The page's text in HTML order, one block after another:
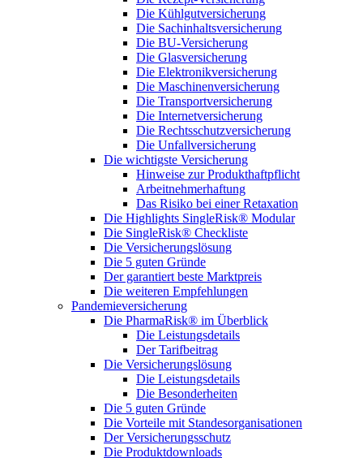
Die Kühlgutversicherung
Die Sachinhaltsversicherung
Die BU-Versicherung
Die Glasversicherung
Die Elektronikversicherung
Die Maschinenversicherung
Die Transportversicherung
Die Internetversicherung
Die Rechtsschutzversicherung
Die Unfallversicherung
Die wichtigste Versicherung
Hinweise zur Produkthaftpflicht
Arbeitnehmerhaftung
Das Risiko bei einer Retaxation
Die Highlights SingleRisk® Modular
Die SingleRisk® Checkliste
Die Versicherungslösung
Die 5 guten Gründe
Der garantiert beste Marktpreis
Die weiteren Empfehlungen
Pandemieversicherung
Die PharmaRisk® im Überblick
Die Leistungsdetails
Der Tarifbeitrag
Die Versicherungslösung
Die Leistungsdetails
Die Besonderheiten
Die 5 guten Gründe
Die Vorteile mit Standesorganisationen
Der Versicherungsschutz
Die Produktdownloads